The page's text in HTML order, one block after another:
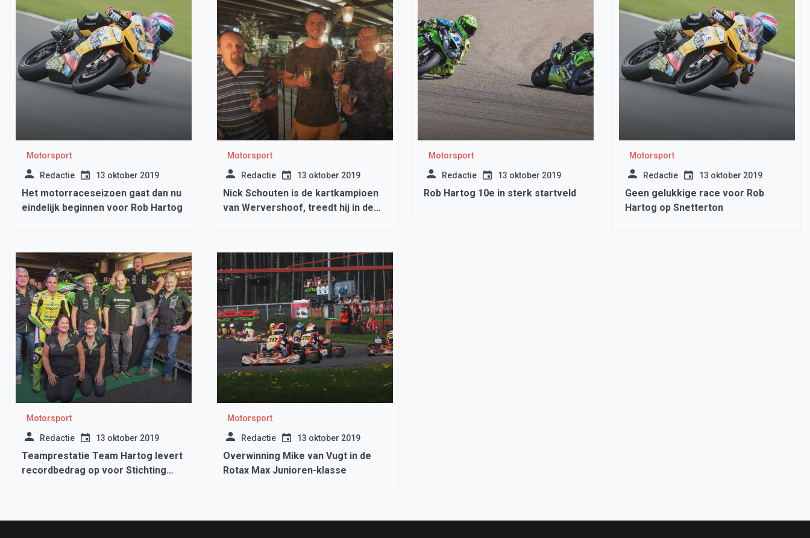
Motorsport
Redactie 13 oktober 2019
Het motorraceseizoen gaat dan nu
eindelijk beginnen voor Rob Hartog
Motorsport
Redactie 13 oktober 2019
Nick Schouten is de kartkampioen
van Wervershoof, treedt hij in de
Motorsport
Redactie 13 oktober 2019
Rob Hartog 10e in sterk startveld
Motorsport
Redactie 13 oktober 2019
Geen gelukkige race voor Rob
Hartog op Snetterton
Motorsport
Redactie 13 oktober 2019
Teamprestatie Team Hartog levert
recordbedrag op voor Stichting
Motorsport
Redactie 13 oktober 2019
Overwinning Mike van Vugt in de
Rotax Max Junioren-klasse